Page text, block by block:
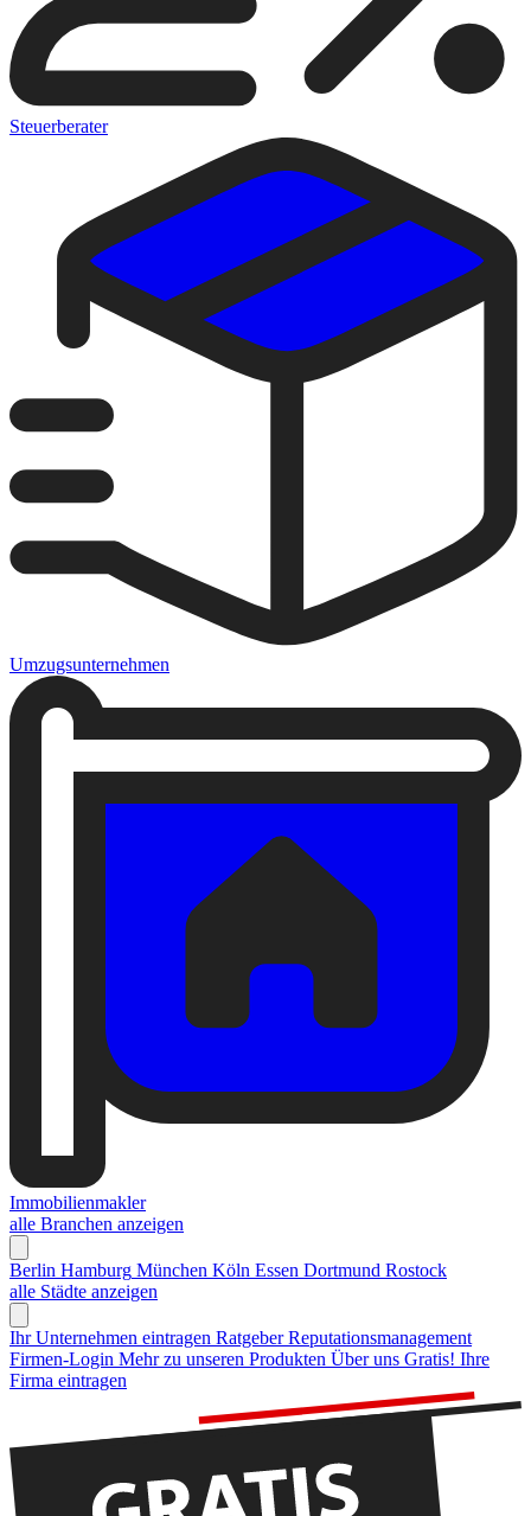
Steuerberater
Umzugsunternehmen
Immobilienmakler
alle Branchen anzeigen
Berlin Hamburg München Köln Essen Dortmund Rostock
alle Städte anzeigen
Ihr Unternehmen eintragen Ratgeber Reputationsmanagement
Firmen-Login Mehr zu unseren Produkten Über uns Gratis! Ihre
Firma eintragen